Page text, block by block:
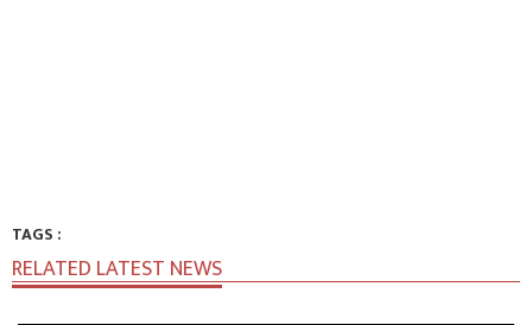
TAGS :
RELATED LATEST NEWS